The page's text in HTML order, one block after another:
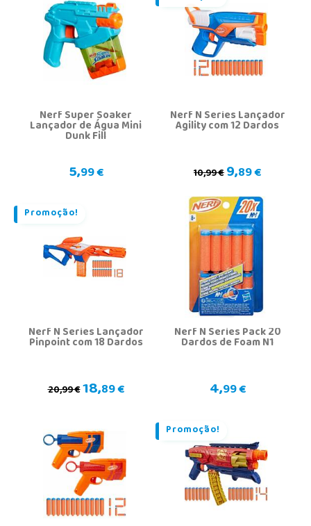
Nerf Super Soaker
Lançador de Água Mini
Dunk Fill
5,99 €
Nerf N Series Lançador
Agility com 12 Dardos
10,99 €9,89 €
Promoção!
Nerf N Series Lançador
Pinpoint com 18 Dardos
20,99 €18,89 €
Nerf N Series Pack 20
Dardos de Foam N1
4,99 €
Promoção!